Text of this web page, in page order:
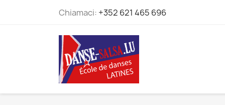
Chiamaci: +352 621 465 696